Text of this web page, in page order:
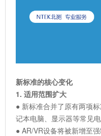
新标准的核心变化
1. 适用范围扩大
● 新标准合并了原有两项
记本电脑、显示器等常见电
● AR/VR设备将被新增至